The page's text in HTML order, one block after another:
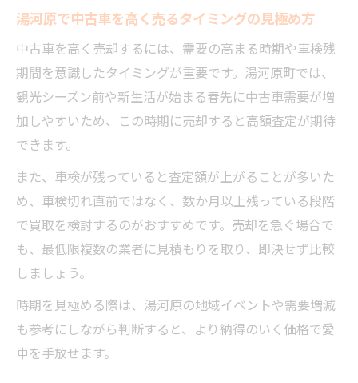
中古車査定時に業者へ確認すべきポイント
湯河原町で注目される売却時の注意点
中古車売却時に押さえておくべき契約内容
トラブルを防ぐ中古車査定後の手続き注意
点
中古車査定額の見直しが必要なケースとは
買取業者との交渉で注意すべきポイント
湯河原で中古車を高く売るタイミングの見極め方
中古車を高く売却するには、需要の高まる時期や車検残
期間を意識したタイミングが重要です。湯河原町では、
観光シーズン前や新生活が始まる春先に中古車需要が増
加しやすいため、この時期に売却すると高額査定が期待
できます。
また、車検が残っていると査定額が上がることが多いた
め、車検切れ直前ではなく、数か月以上残っている段階
で買取を検討するのがおすすめです。売却を急ぐ場合で
も、最低限複数の業者に見積もりを取り、即決せず比較
しましょう。
時期を見極める際は、湯河原の地域イベントや需要増減
も参考にしながら判断すると、より納得のいく価格で愛
車を手放せます。